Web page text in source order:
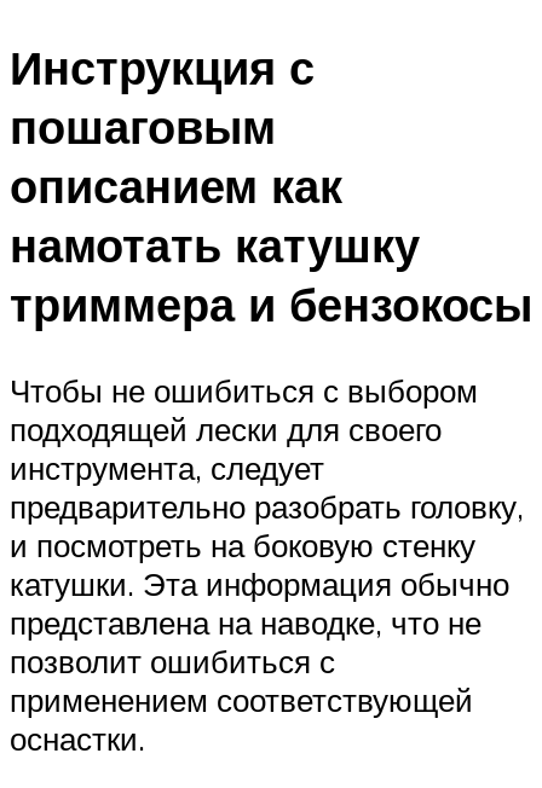
Инструкция с
пошаговым
описанием как
намотать катушку
триммера и бензокосы
Чтобы не ошибиться с выбором
подходящей лески для своего
инструмента, следует
предварительно разобрать головку,
и посмотреть на боковую стенку
катушки. Эта информация обычно
представлена на наводке, что не
позволит ошибиться с
применением соответствующей
оснастки.